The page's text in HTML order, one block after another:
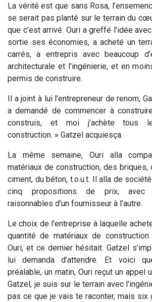
La vérité est que sans Rosa,
se serait pas planté sur le terrain du
que c’est arrivé. Ouri a greffé l’idée
sortie ses économies, a acheté un
carrés, a entrepris avec beaucoup
architecturale et l'ingénierie, et en
permis de construire.
Il a joint à lui l’entrepreneur de renom,
a demandé de commencer à
construis, et moi j’achète tous
construction. » Gatzel acquiesça.
La même semaine, Ouri alla
matériaux de construction, des briques,
ciment, du béton, t.o.u.t. Il alla de
cinq propositions de prix, avec
raisonnables d’un fournisseur à l’autre.
Le choix de l'entreprise à laquelle
quantité de matériaux de
Ouri, et ce dernier hésitait. Gatzel
lui demanda d’attendre. Et voici
préalable, un matin, Ouri reçut un appel
Gatzel, je suis sur le terrain avec
pas ce que je vais te raconter, mais six